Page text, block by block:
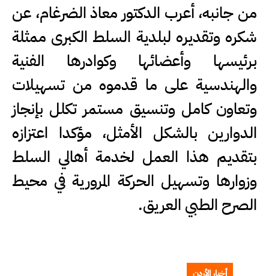
من جانبه، أعرب الدكتور معاذ الضرغام، عن
شكره وتقديره لبلدية السلط الكبرى ممثلة
برئيسها وأعضائها وكوادرها الفنية
والهندسية على ما قدموه من تسهيلات
وتعاون كامل وتنسيق مستمر تكلل بإنجاز
الدوارين بالشكل الأمثل، مؤكدا اعتزازه
بتقديم هذا العمل لخدمة أهالي السلط
وزوارها وتسهيل الحركة المرورية في محيط
الصرح الطبي العريق.
أخبار الأردن